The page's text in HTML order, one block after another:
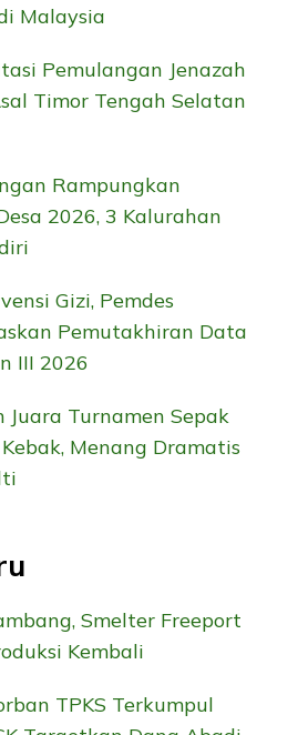
Malaysia
Pemulangan Jenazah
Timor Tengah Selatan
Rampungkan
2026, 3 Kalurahan
Gizi, Pemdes
Pemutakhiran Data
III 2026
Juara Turnamen Sepak
Menang Dramatis
Smelter Freeport
Kembali
TPKS Terkumpul